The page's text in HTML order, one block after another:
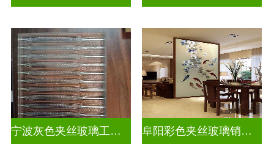
宁波灰色夹丝玻璃工厂招聘 阜阳彩色夹丝玻璃销售电话